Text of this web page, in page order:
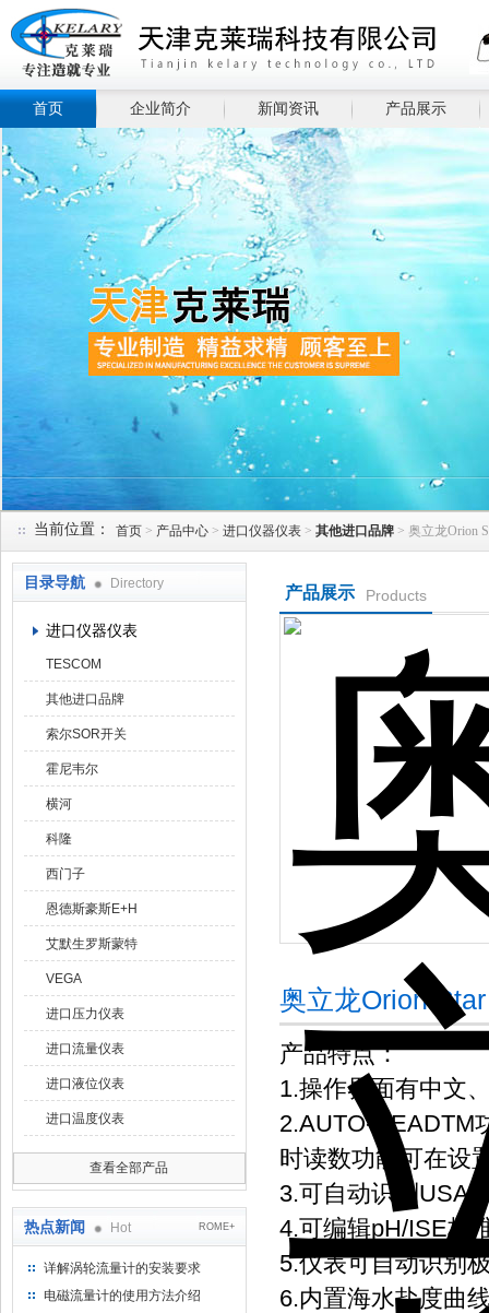
首页 企业简介 新闻资讯 产品展示
当前位置： 首页 > 产品中心 > 进口仪器仪表 > 其他进口品牌 > 奥立龙Orion
目录导航 Directory
进口仪器仪表
TESCOM
其他进口品牌
索尔SOR开关
霍尼韦尔
横河
科隆
西门子
恩德斯豪斯E+H
艾默生罗斯蒙特
VEGA
进口压力仪表
进口流量仪表
进口液位仪表
进口温度仪表
查看全部产品
热点新闻 Hot ROME+
详解涡轮流量计的安装要求
电磁流量计的使用方法介绍
产品展示 Products
奥立龙Orion
产品特点：
1.操作界面有中文
2.AUTO-READTM
时读数功能可在设
3.可自动识别USA/
4.可编辑pH/ISE校
5.仪表可自动识别
6.内置海水盐度曲